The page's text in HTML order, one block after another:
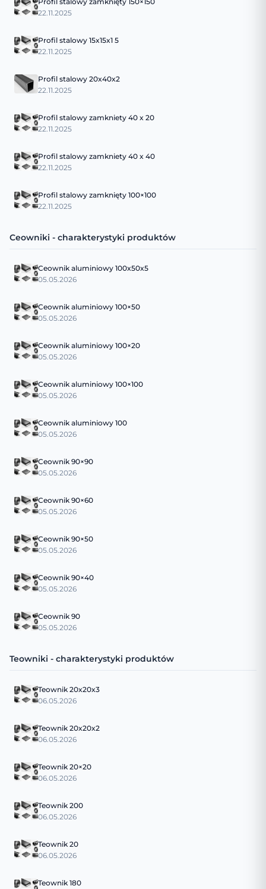
22.11.2025
Profil stalowy 15x15x1 5
22.11.2025
Profil stalowy 20x40x2
22.11.2025
Profil stalowy zamkniety 40 x 20
22.11.2025
Profil stalowy zamkniety 40 x 40
22.11.2025
Profil stalowy zamknięty 100×100
22.11.2025
Ceowniki - charakterystyki produktów
Ceownik aluminiowy 100x50x5
05.05.2026
Ceownik aluminiowy 100×50
05.05.2026
Ceownik aluminiowy 100×20
05.05.2026
Ceownik aluminiowy 100×100
05.05.2026
Ceownik aluminiowy 100
05.05.2026
Ceownik 90×90
05.05.2026
Ceownik 90×60
05.05.2026
Ceownik 90×50
05.05.2026
Ceownik 90×40
05.05.2026
Ceownik 90
05.05.2026
Teowniki - charakterystyki produktów
Teownik 20x20x3
06.05.2026
Teownik 20x20x2
06.05.2026
Teownik 20×20
06.05.2026
Teownik 200
06.05.2026
Teownik 20
06.05.2026
Teownik 180